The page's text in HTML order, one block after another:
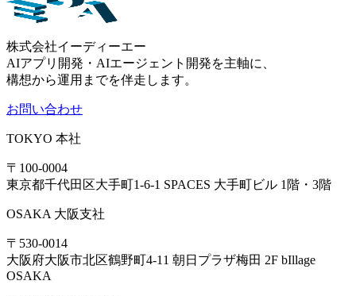
株式会社イーディーエー
AIアプリ開発・AIエージェント開発を主軸に、
構想から運用までを伴走します。
お問い合わせ
TOKYO 本社
〒100-0004
東京都千代田区大手町1-6-1 SPACES 大手町ビル 1階・3階
OSAKA 大阪支社
〒530-0014
大阪府大阪市北区鶴野町4-11 朝日プラザ梅田 2F bIllage
OSAKA